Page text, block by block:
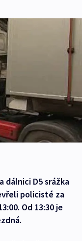
dálnici D5 srážka
policisté za
Od 13:30 je